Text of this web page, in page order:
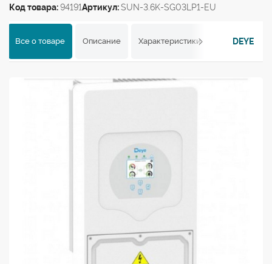
Код товара:94191Артикул:SUN-3.6K-SG03LP1-EU
Все о товаре Описание Характеристики Отзывы
DEYE